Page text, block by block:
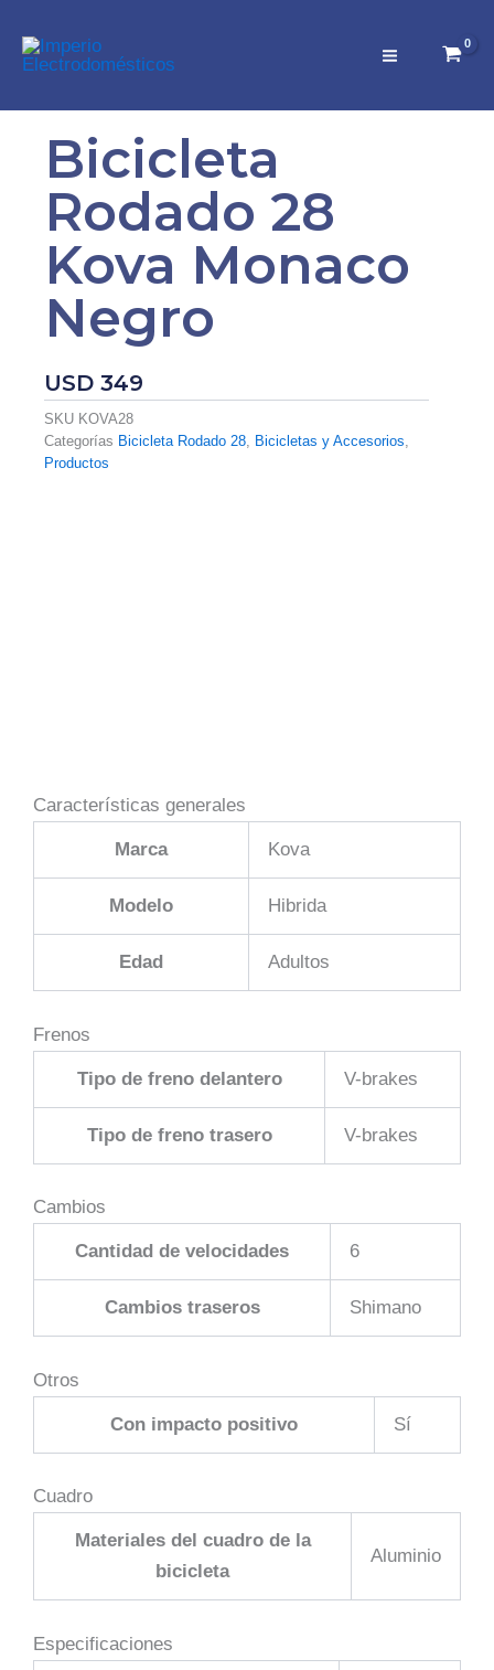
contenido
Bicicleta
Rodado 28
Kova Monaco
Negro
USD 349
SKU KOVA28
Categorías Bicicleta Rodado 28 Bicicletas y Accesorios
Productos
Características generales
Marca Kova
Modelo Hibrida
Edad Adultos
Frenos
Tipo de freno delantero V-brakes
Tipo de freno trasero V-brakes
Cambios
Cantidad de velocidades 6
Cambios traseros Shimano
Otros
Con impacto positivo Sí
Cuadro
Materiales del cuadro de la
bicicleta
Aluminio
Especificaciones